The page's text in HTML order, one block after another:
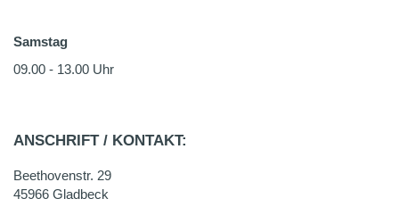
Samstag
09.00 - 13.00 Uhr
ANSCHRIFT / KONTAKT:
Beethovenstr. 29
45966 Gladbeck